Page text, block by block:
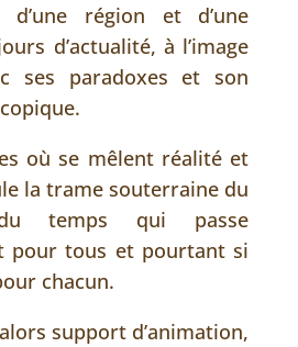
d’une région et d’une
d’actualité, à l’image
ses paradoxes et son
où se mêlent réalité et
la trame souterraine du
temps qui passe
pour tous et pourtant si
chacun.
support d’animation,